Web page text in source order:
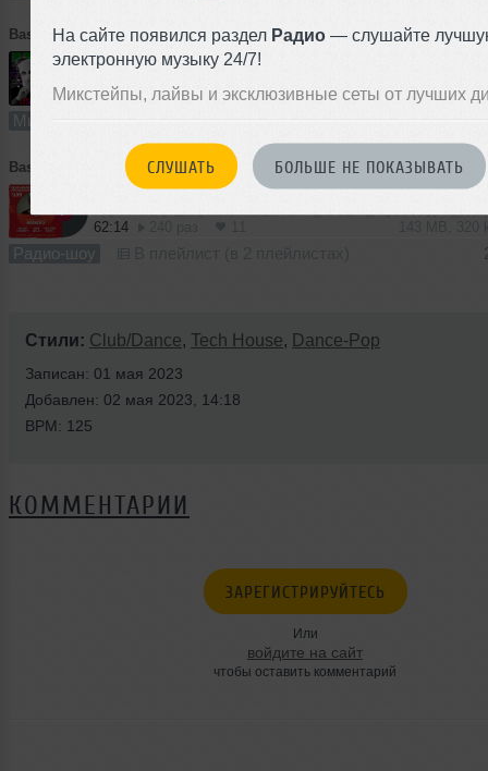
На сайте появился раздел Радио — слушайте
электронную музыку 24/7!
Микстейпы, лайвы и эксклюзивные сеты от лучших
СЛУШАТЬ БОЛЬШЕ НЕ ПОКАЗЫВАТЬ
Bassdex ➝City Music 42 {2023]
60:05 308 раз 24 141 MB, 320
Микс
Bassdex VKUS HOUSE MUSIC #135 (Guest Mix by Bassdex)
62:14
Радио-шоу
Стили: Club/Dance, Tech House, Dance-Pop
Записан: 01 мая 2023
Добавлен: 02 мая 2023, 14:18
BPM: 125
КОММЕНТАРИИ
ЗАРЕГИСТРИРУЙТЕСЬ
Или
войдите на сайт
чтобы оставить комментарий